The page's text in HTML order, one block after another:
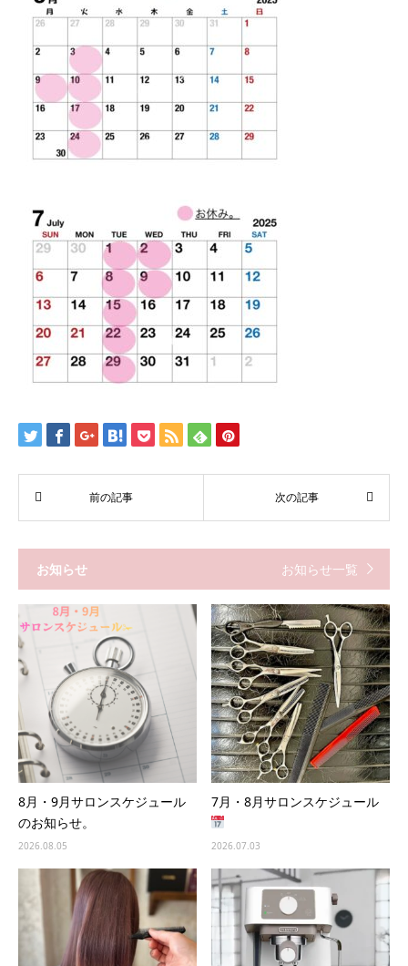
お知らせ お知らせ一覧
8月・9月サロンスケジュール
のお知らせ。
2026.08.05
7月・8月サロンスケジュール
2026.07.03